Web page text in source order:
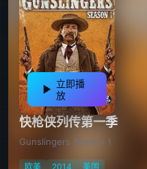
立即播
放
快枪侠列传第一季
Gunslingers Season 1
欧美 2014 美国